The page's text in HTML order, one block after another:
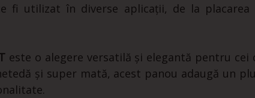
fi utilizat în diverse aplicații, de la
este o alegere versatilă și elegantă pentru
și super mată, acest panou adaugă un